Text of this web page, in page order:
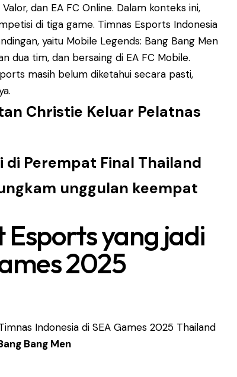
dan EA FC Online. Dalam konteks ini,
di tiga game. Timnas Esports Indonesia
yaitu Mobile Legends: Bang Bang Men
dua tim, dan bersaing di EA FC Mobile.
masih belum diketahui secara pasti,
Christie Keluar Pelatnas
di Perempat Final Thailand
unggulan keempat
Esports yang jadi
2025
Indonesia di SEA Games 2025 Thailand
Bang Men